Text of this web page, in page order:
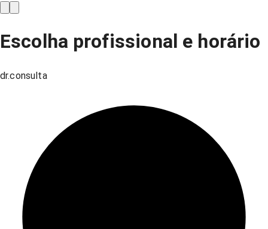
Escolha profissional e horário
dr.consulta